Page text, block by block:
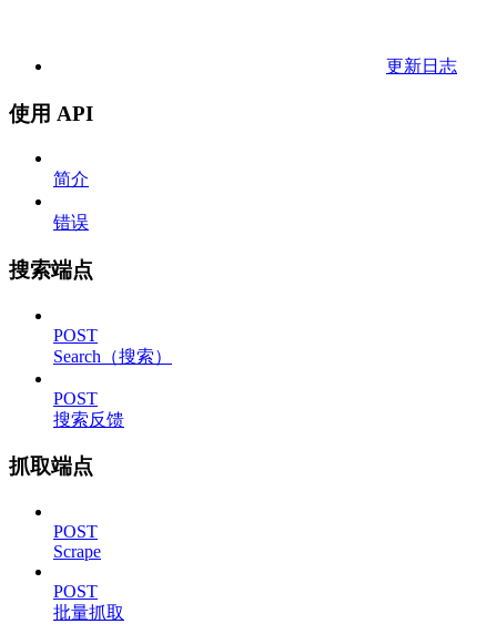
更新日志
使用 API
简介
错误
搜索端点
POST
Search（搜索）
POST
搜索反馈
抓取端点
POST
Scrape
POST
批量抓取